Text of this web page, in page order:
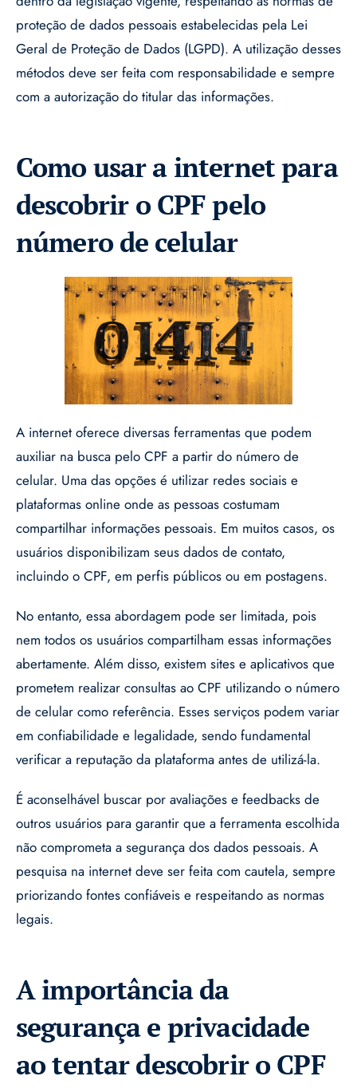
proteção de dados pessoais estabelecidas pela Lei
Geral de Proteção de Dados (LGPD). A utilização desses
métodos deve ser feita com responsabilidade e sempre
com a autorização do titular das informações.
Como usar a internet para
descobrir o CPF pelo
número de celular
A internet oferece diversas ferramentas que podem
auxiliar na busca pelo CPF a partir do número de
celular. Uma das opções é utilizar redes sociais e
plataformas online onde as pessoas costumam
compartilhar informações pessoais. Em muitos casos, os
usuários disponibilizam seus dados de contato,
incluindo o CPF, em perfis públicos ou em postagens.
No entanto, essa abordagem pode ser limitada, pois
nem todos os usuários compartilham essas informações
abertamente. Além disso, existem sites e aplicativos que
prometem realizar consultas ao CPF utilizando o número
de celular como referência. Esses serviços podem variar
em confiabilidade e legalidade, sendo fundamental
verificar a reputação da plataforma antes de utilizá-la.
É aconselhável buscar por avaliações e feedbacks de
outros usuários para garantir que a ferramenta escolhida
não comprometa a segurança dos dados pessoais. A
pesquisa na internet deve ser feita com cautela, sempre
priorizando fontes confiáveis e respeitando as normas
legais.
A importância da
segurança e privacidade
ao tentar descobrir o CPF